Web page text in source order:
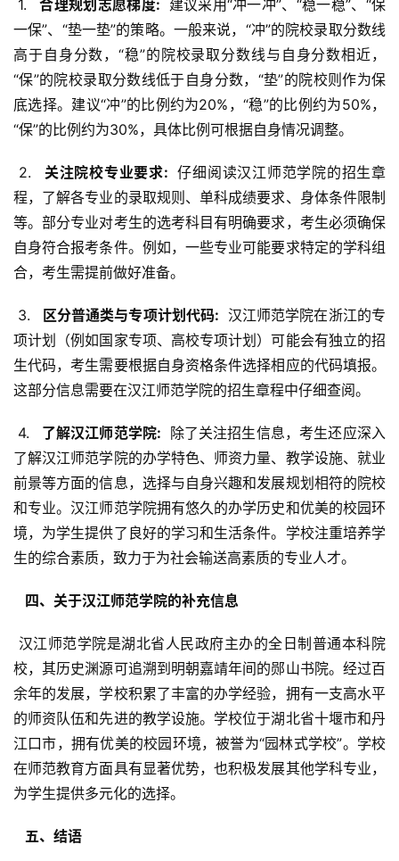
1.
  合理规划志愿梯度:
建议采用“冲一冲”、“稳一稳”、“保
一保”、“垫一垫”的策略。一般来说，“冲”的院校录取分数线
高于自身分数，“稳”的院校录取分数线与自身分数相近，
“保”的院校录取分数线低于自身分数，“垫”的院校则作为保
底选择。建议“冲”的比例约为20%，“稳”的比例约为50%，
“保”的比例约为30%，具体比例可根据自身情况调整。
2.
  关注院校专业要求:
仔细阅读汉江师范学院的招生章
程，了解各专业的录取规则、单科成绩要求、身体条件限制
等。部分专业对考生的选考科目有明确要求，考生必须确保
自身符合报考条件。例如，一些专业可能要求特定的学科组
合，考生需提前做好准备。
3.
  区分普通类与专项计划代码:
汉江师范学院在浙江的专
项计划（例如国家专项、高校专项计划）可能会有独立的招
生代码，考生需要根据自身资格条件选择相应的代码填报。
这部分信息需要在汉江师范学院的招生章程中仔细查阅。
4.
  了解汉江师范学院:
除了关注招生信息，考生还应深入
了解汉江师范学院的办学特色、师资力量、教学设施、就业
前景等方面的信息，选择与自身兴趣和发展规划相符的院校
和专业。汉江师范学院拥有悠久的办学历史和优美的校园环
境，为学生提供了良好的学习和生活条件。学校注重培养学
生的综合素质，致力于为社会输送高素质的专业人才。
  四、关于汉江师范学院的补充信息
校，其历史渊源可追溯到明朝嘉靖年间的郧山书院。经过百
余年的发展，学校积累了丰富的办学经验，拥有一支高水平
的师资队伍和先进的教学设施。学校位于湖北省十堰市和丹
江口市，拥有优美的校园环境，被誉为“园林式学校”。学校
在师范教育方面具有显著优势，也积极发展其他学科专业，
为学生提供多元化的选择。
  五、结语